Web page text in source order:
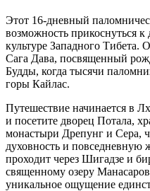
Этот 16-дневный
возможность прикоснуться
культуре Западного
Сага Дава, посвященный
Будды, когда тысячи
горы Кайлас.
Путешествие начинается в
и посетите дворец Потала,
монастыри Дрепунг и Сера,
духовность и повседневную
проходит через Шигадзе и
священному озеру
уникальное ощущение